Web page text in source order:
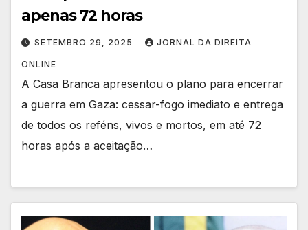
apenas 72 horas
SETEMBRO 29, 2025 JORNAL DA DIREITA
ONLINE
A Casa Branca apresentou o plano para encerrar
a guerra em Gaza: cessar-fogo imediato e entrega
de todos os reféns, vivos e mortos, em até 72
horas após a aceitação…